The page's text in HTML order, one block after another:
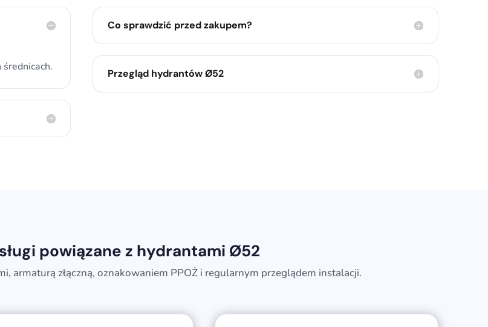
Co sprawdzić przed zakupem?
Przegląd hydrantów Ø52
powiązane z hydrantami Ø52
armaturą złączną, oznakowaniem PPOŻ i regularnym przeglądem instalacji.